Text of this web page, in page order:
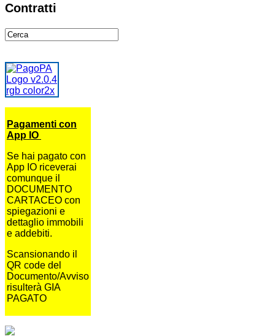
Contratti
Pagamenti con
App IO
Se hai pagato con
App IO riceverai
comunque il
DOCUMENTO
CARTACEO con
spiegazioni e
dettaglio immobili
e addebiti.
Scansionando il
QR code del
Documento/Avviso
risulterà GIA
PAGATO